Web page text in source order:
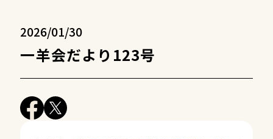
2026/01/30
一羊会だより123号